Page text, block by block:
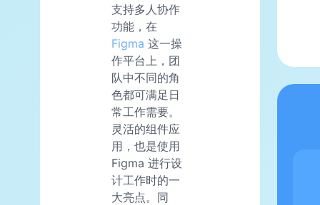
支持多人协作
功能，在
Figma 这一操
作平台上，团
队中不同的角
色都可满足日
常工作需要。
灵活的组件应
用，也是使用
Figma 进行设
计工作时的一
大亮点。同